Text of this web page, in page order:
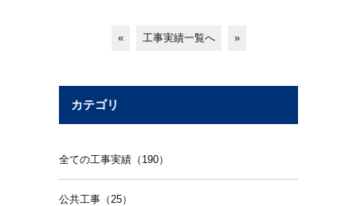
« 工事実績一覧へ »
カテゴリ
全ての工事実績（190）
公共工事（25）